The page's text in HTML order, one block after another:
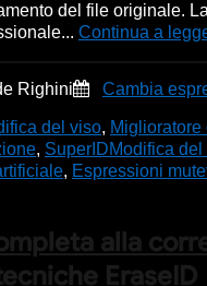
del file originale.
Continua a
Righini Cambia
del viso,
, SuperIDModifica
, Espressioni
alla
EraseID